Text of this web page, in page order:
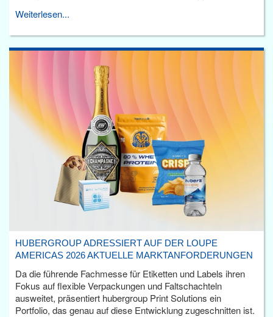
Weiterlesen...
HUBERGROUP ADRESSIERT AUF DER LOUPE
AMERICAS 2026 AKTUELLE MARKTANFORDERUNGEN
Da die führende Fachmesse für Etiketten und Labels ihren
Fokus auf flexible Verpackungen und Faltschachteln
ausweitet, präsentiert hubergroup Print Solutions ein
Portfolio, das genau auf diese Entwicklung zugeschnitten ist.